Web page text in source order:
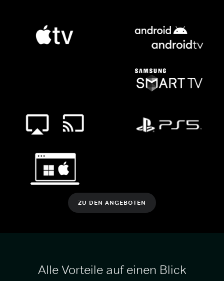
ZU DEN ANGEBOTEN
Alle Vorteile auf einen Blick